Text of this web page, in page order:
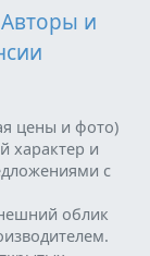
Авторы и
цены и фото)
характер и
с
облик